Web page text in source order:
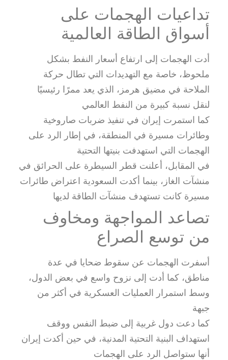
تداعيات الهجمات على
أسواق الطاقة العالمية
أدت الهجمات إلى ارتفاع أسعار النفط بشكل
ملحوظ، خاصة مع التهديدات التي تطال حركة
الملاحة في مضيق هرمز، الذي يعد ممرًا رئيسيًا
لنقل نسبة كبيرة من النفط العالمي
كما استمرت إيران في تنفيذ ضربات صاروخية
وطائرات مسيرة في المنطقة، في إطار الرد على
الهجمات التي استهدفت بنيتها التحتية
في المقابل، أعلنت قطر السيطرة على الحرائق في
منشآت الغاز، بينما أكدت السعودية اعتراض طائرات
مسيرة كانت تستهدف منشآت الطاقة لديها
تصاعد المواجهة ومخاوف
من توسع الصراع
أسفرت الهجمات عن سقوط ضحايا في عدة
مناطق، كما أدت إلى نزوح واسع في بعض الدول،
وسط استمرار العمليات العسكرية في أكثر من
جبهة
كما دعت دول غربية إلى ضبط النفس ووقف
استهداف البنية التحتية المدنية، في حين أكدت إيران
أنها ستواصل الرد على الهجمات